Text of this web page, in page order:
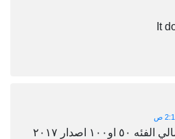
It
عايز مبلغ سوداني كبير شمالي الفئه ٥٠ او١٠٠ اصدار ٢٠١٧